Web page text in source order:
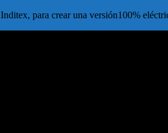
para crear una versión100%